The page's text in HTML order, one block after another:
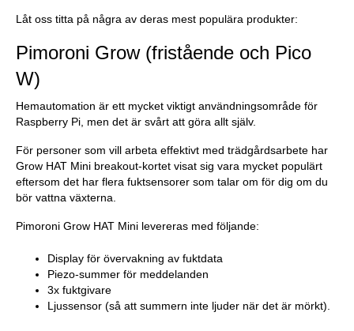
Låt oss titta på några av deras mest populära produkter:
Pimoroni Grow (fristående och Pico
W)
Hemautomation är ett mycket viktigt användningsområde för
Raspberry Pi, men det är svårt att göra allt själv.
För personer som vill arbeta effektivt med trädgårdsarbete har
Grow HAT Mini breakout-kortet visat sig vara mycket populärt
eftersom det har flera fuktsensorer som talar om för dig om du
bör vattna växterna.
Pimoroni Grow HAT Mini levereras med följande:
Display för övervakning av fuktdata
Piezo-summer för meddelanden
3x fuktgivare
Ljussensor (så att summern inte ljuder när det är mörkt).